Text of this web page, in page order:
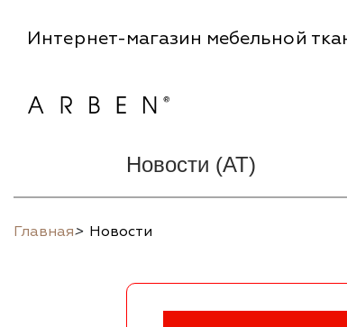
Интернет-магазин мебельной
Новости (AT)
Главная> Новости